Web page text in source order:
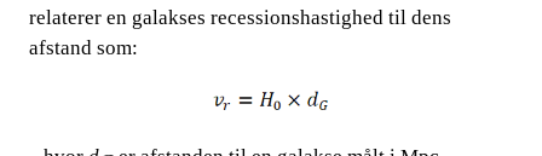
relaterer en galakses recessionshastighed til dens
afstand som: